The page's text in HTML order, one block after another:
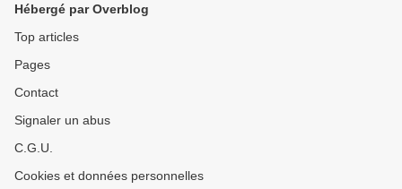
Hébergé par Overblog
Top articles
Pages
Contact
Signaler un abus
C.G.U.
Cookies et données personnelles